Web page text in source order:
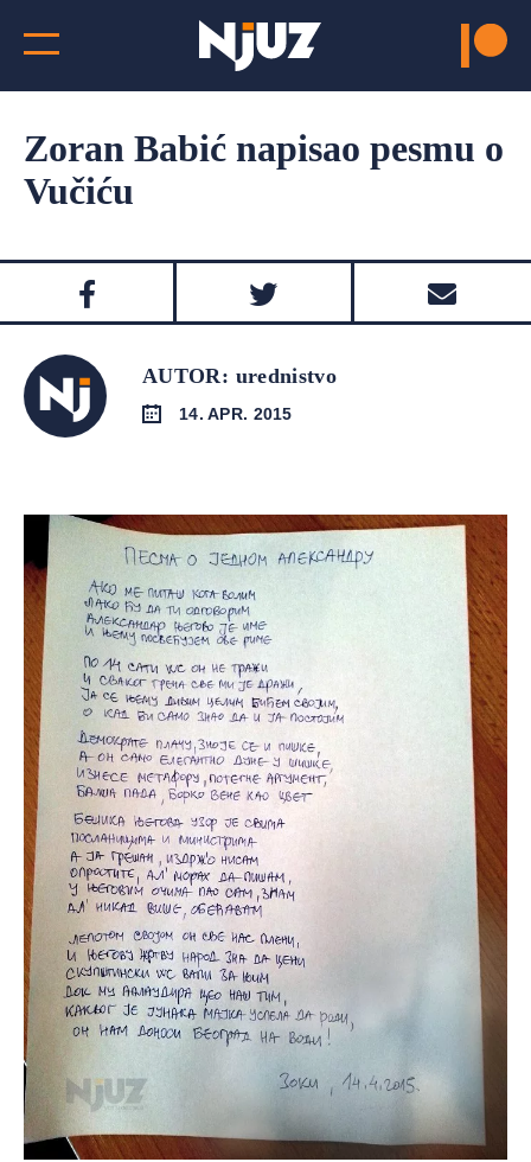
Zoran Babić napisao pesmu o
Vučiću
AUTOR: urednistvo
14. APR. 2015